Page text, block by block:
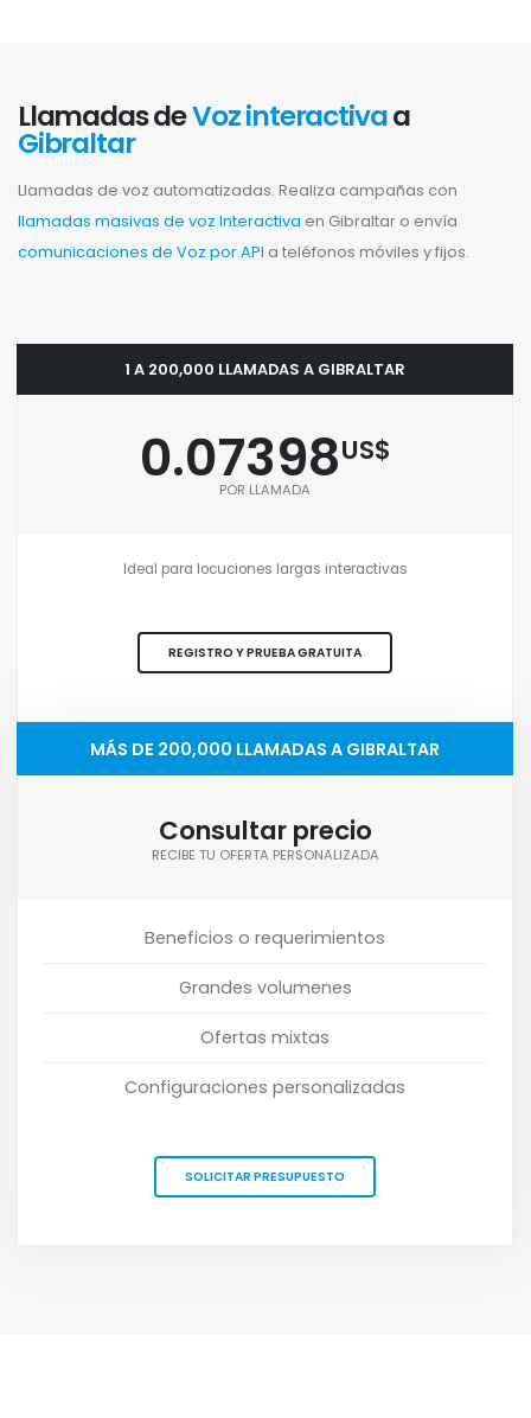
Llamadas deVoz interactivaa
Gibraltar
Llamadas de voz automatizadas. Realiza campañas con
llamadas masivas de voz Interactiva en Gibraltar o envía
comunicaciones de Voz por API a teléfonos móviles y fijos.
1 A 200,000 LLAMADAS A GIBRALTAR
0.07398US$
POR LLAMADA
Ideal para locuciones largas interactivas
REGISTRO Y PRUEBA GRATUITA
MÁS DE 200,000 LLAMADAS A GIBRALTAR
Consultar precio
RECIBE TU OFERTA PERSONALIZADA
Beneficios o requerimientos
Grandes volumenes
Ofertas mixtas
Configuraciones personalizadas
SOLICITAR PRESUPUESTO